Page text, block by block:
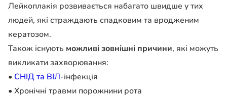
Лейкоплакія розвивається набагато швидше у тих
людей, які страждають спадковим та вродженим
кератозом.
Також існують можливі зовнішні причини, які можуть
викликати захворювання:
• СНІД та ВІЛ-інфекція
• Хронічні травми порожнини рота